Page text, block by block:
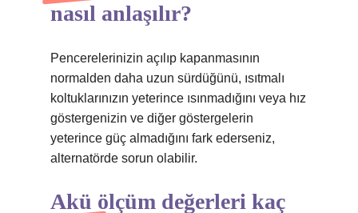
nasıl anlaşılır?
Pencerelerinizin açılıp kapanmasının
normalden daha uzun sürdüğünü, ısıtmalı
koltuklarınızın yeterince ısınmadığını veya hız
göstergenizin ve diğer göstergelerin
yeterince güç almadığını fark ederseniz,
alternatörde sorun olabilir.
Akü ölçüm değerleri kaç